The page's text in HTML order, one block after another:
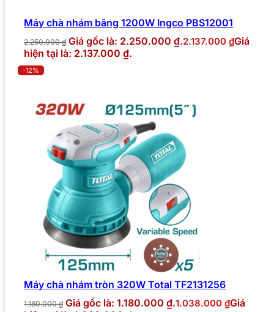
Máy chà nhám băng 1200W Ingco PBS12001
2.250.000₫ Giá gốc là: 2.250.000 ₫.2.137.000 ₫Giá
hiện tại là: 2.137.000 ₫.
-12%
Máy chà nhám tròn 320W Total TF2131256
1.180.000₫ Giá gốc là: 1.180.000 ₫.1.038.000 ₫Giá